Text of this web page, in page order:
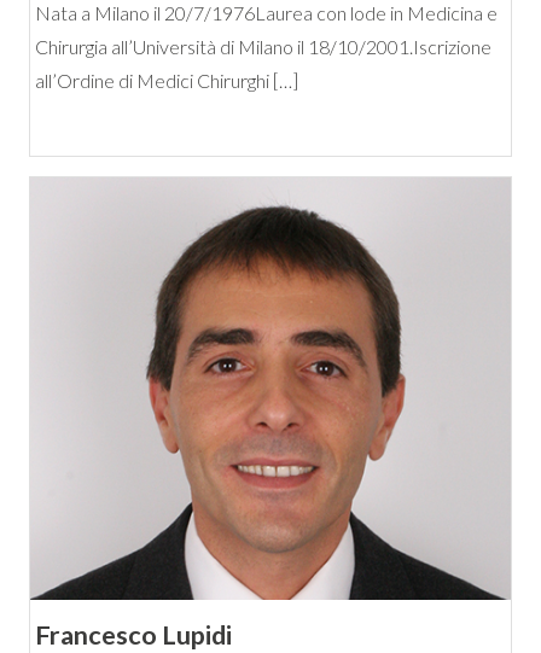
Nata a Milano il 20/7/1976Laurea con lode in Medicina e
Chirurgia all’Università di Milano il 18/10/2001.Iscrizione
all’Ordine di Medici Chirurghi […]
Francesco Lupidi